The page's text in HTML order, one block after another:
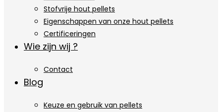
Stofvrije hout pellets
Eigenschappen van onze hout pellets
Certificeringen
Wie zijn wij ?
Contact
Blog
Keuze en gebruik van pellets